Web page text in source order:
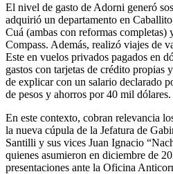
El nivel de gasto de Adorni generó
adquirió un departamento en
Cuá (ambas con reformas completas)
Compass. Además, realizó viajes de
Este en vuelos privados pagados en
gastos con tarjetas de crédito propias
de explicar con un salario declarado
de pesos y ahorros por 40 mil dólares.
En este contexto, cobran relevancia
la nueva cúpula de la Jefatura de
Santilli y sus vices Juan Ignacio
quienes asumieron en diciembre de
presentaciones ante la Oficina